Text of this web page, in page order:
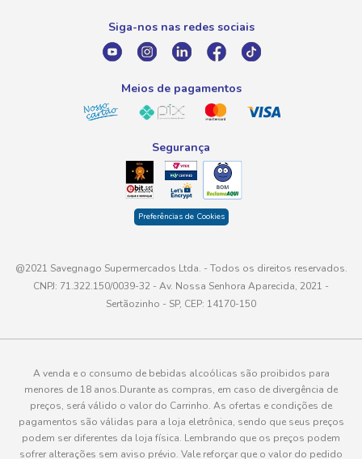
atendimento@savegnago.com.br
Siga-nos nas redes sociais
Meios de pagamentos
Segurança
Preferências de Cookies
@2021 Savegnago Supermercados Ltda. - Todos os direitos reservados.
CNPJ: 71.322.150/0039-32 - Av. Nossa Senhora Aparecida, 2021 -
Sertãozinho - SP, CEP: 14170-150
A venda e o consumo de bebidas alcoólicas são proibidos para
menores de 18 anos.Durante as compras, em caso de divergência de
preços, será válido o valor do Carrinho. As ofertas e condições de
pagamentos são válidas para a loja eletrônica, sendo que seus preços
podem ser diferentes da loja física. Lembrando que os preços podem
sofrer alterações sem aviso prévio. Vale reforçar que o valor do pedido